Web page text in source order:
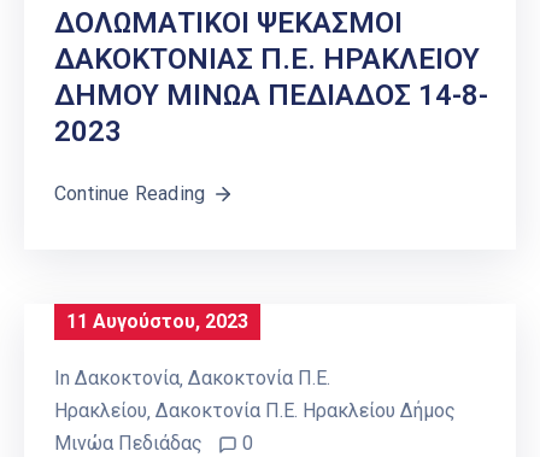
ΔΟΛΩΜΑΤΙΚΟΙ ΨΕΚΑΣΜΟΙ
ΔΑΚΟΚΤΟΝΙΑΣ Π.Ε. ΗΡΑΚΛΕΙΟΥ
ΔΗΜΟΥ ΜΙΝΩΑ ΠΕΔΙΑΔΟΣ 14-8-
2023
Continue Reading
11 Αυγούστου, 2023
In Δακοκτονία‚ Δακοκτονία Π.Ε.
Ηρακλείου‚ Δακοκτονία Π.Ε. Ηρακλείου Δήμος
Μινώα Πεδιάδας
0